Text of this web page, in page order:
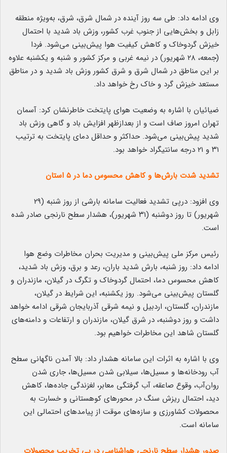
وی ادامه داد: طی سه روز آینده در شمال شرق، شرق، به‌ویژه منطقه
زابل و بخش‌هایی از جنوب غرب کشور، وزش باد شدید با احتمال
خیزش گردوخاک و کاهش کیفیت هوا پیش‌بینی می‌شود. فردا
(جمعه، ۲۸ شهریور) در نیمه غربی و مرکز کشور و شنبه و یکشنبه علاوه
بر این مناطق در شمال شرق و شرق کشور وزش باد شدید و در مناطق
مستعد خیزش گرد و خاک رخ خواهد داد.
ضیائیان با اشاره به وضعیت هوای پایتخت خاطرنشان کرد: آسمان
تهران امروز صاف است و از بعدازظهر افزایش باد و گاهی وزش باد
شدید پیش‌بینی می‌شود. حداکثر و حداقل دمای پایتخت به ترتیب
۳۱ و ۲۱ درجه سانتیگراد خواهد بود.
تشدید شدت بارش‌ها و کاهش محسوس دما در ۵ استان
وی افزود: درپی تشدید فعالیت سامانه بارشی از روز شنبه (۲۹
شهریور) تا روز دوشنبه (۳۱ شهریور)، هشدار سطح نارنجی صادر شده
است.
رئیس مرکز ملی پیش‌بینی و مدیریت بحران مخاطرات وضع هوا
ادامه داد: روز شنبه، بارش شدید باران، رعد و برق، وزش باد شدید،
کاهش محسوس دما، احتمال گردوخاک و تگرگ در گیلان، مازندران و
گلستان پیش‌بینی می‌شود. روز یکشنبه، این شرایط در گیلان،
مازندران، گلستان، اردبیل و نیمه شرقی آذربایجان شرقی ادامه خواهد
داشت و روز دوشنبه، در شرق گیلان، مازندران و ارتفاعات و دامنه‌های
گلستان شاهد این مخاطرات خواهیم بود.
وی با اشاره به اثرات این سامانه هشدار داد: بالا آمدن ناگهانی سطح
آب رودخانه‌ها و مسیل‌ها، سیلابی شدن مسیل‌ها، جاری شدن
روان‌آب، وقوع صاعقه، آب گرفتگی معابر، لغزندگی جاده‌ها، کاهش
دید، احتمال ریزش سنگ در محورهای کوهستانی و خسارت به
محصولات کشاورزی و سازه‌های موقت از پیامدهای احتمالی این
سامانه است.